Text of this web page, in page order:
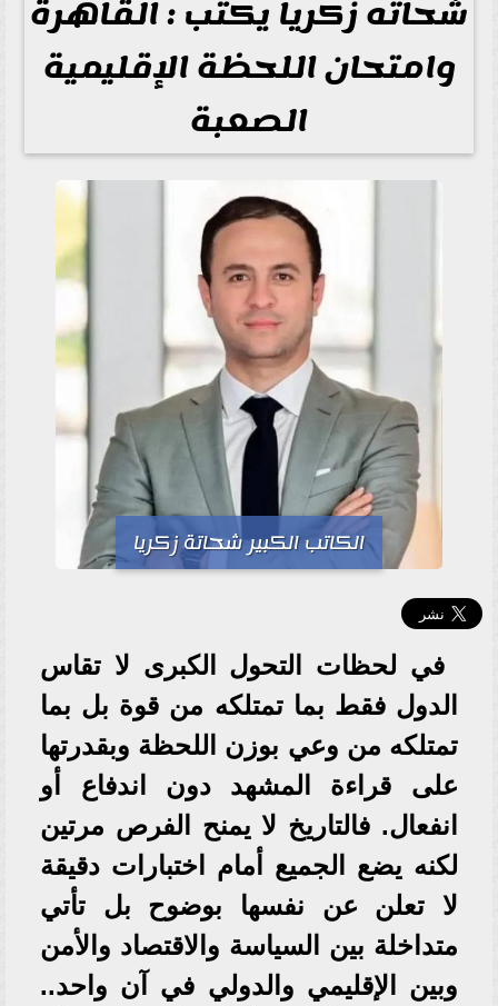
شحاته زكريا يكتب : القاهرة
وامتحان اللحظة الإقليمية
الصعبة
الكاتب الكبير شحاتة زكريا
في لحظات التحول الكبرى لا تقاس
الدول فقط بما تمتلكه من قوة بل بما
تمتلكه من وعي بوزن اللحظة وبقدرتها
على قراءة المشهد دون اندفاع أو
انفعال. فالتاريخ لا يمنح الفرص مرتين
لكنه يضع الجميع أمام اختبارات دقيقة
لا تعلن عن نفسها بوضوح بل تأتي
متداخلة بين السياسة والاقتصاد والأمن
وبين الإقليمي والدولي في آن واحد..